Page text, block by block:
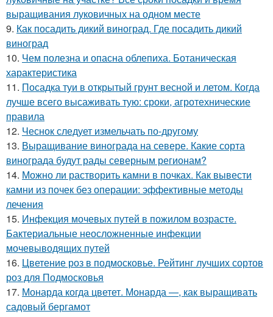
выращивания луковичных на одном месте
9. Как посадить дикий виноград. Где посадить дикий
виноград
10. Чем полезна и опасна облепиха. Ботаническая
характеристика
11. Посадка туи в открытый грунт весной и летом. Когда
лучше всего высаживать тую: сроки, агротехнические
правила
12. Чеснок следует измельчать по-другому
13. Выращивание винограда на севере. Какие сорта
винограда будут рады северным регионам?
14. Можно ли растворить камни в почках. Как вывести
камни из почек без операции: эффективные методы
лечения
15. Инфекция мочевых путей в пожилом возрасте.
Бактериальные неосложненные инфекции
мочевыводящих путей
16. Цветение роз в подмосковье. Рейтинг лучших сортов
роз для Подмосковья
17. Монарда когда цветет. Монарда —, как выращивать
садовый бергамот